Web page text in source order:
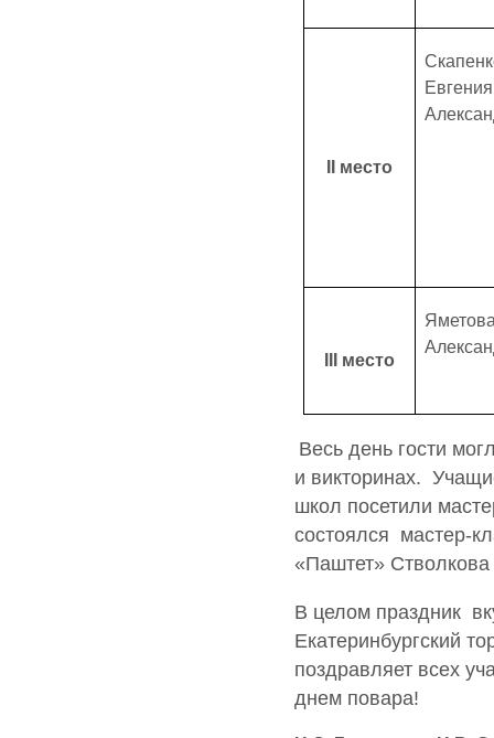
ΙΙ место
Евгения
ΙΙΙ место
Весь день гости
и викторинах.
школ посетили
состоялся мастер-
«Паштет»
В целом праздник
Екатеринбургский
поздравляет всех
днем повара!